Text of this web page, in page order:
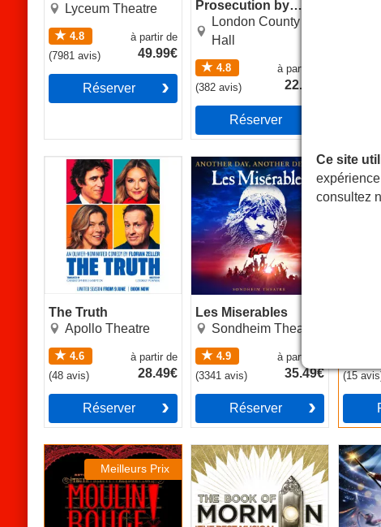
Lyceum Theatre
4.8
(7981 avis)
à partir de
49.99€
Réserver
Prosecution by
Agatha Christie
London County
Hall
4.8
(382 avis)
à partir de
22.49€
Réserver
The Truth
Apollo Theatre
4.6
(48avis)
à partir de
28.49€
Réserver
The Truth
Les Miserables
Sondheim Theatre
4.9
(3341 avis)
à partir de
35.49€
Réserver
Les Miserables
(15avis
Now
Meilleurs Prix
Moulin Rouge! The
Musical
The Book of Mormon
Come
Circus
Ce site
consultez